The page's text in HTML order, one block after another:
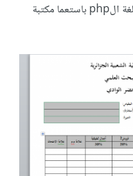
اريد تحويل هاذا الشكل الى ملف اكسل بلغة الphp باستعما مكتبة